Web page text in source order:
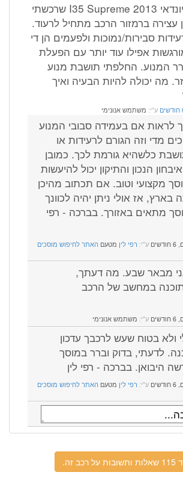
הי. יש לי רכב יונדאי I35 Supreme 2013 שרכשתי
עצירה ברמזור הרכב מתחיל לרעוד.
סבירות/נמוכות ולפעמים הן די
אפילו עוד יותר עם הפעלת
המנוע. החלפתי תושבת מנוע
מה יכולה להיות הבעיה ואיך
ע"י: משתמש אנונימי
לראות אם בעמידה סבובי המנוע
מדי וזה הגורם לרעידות או
כלשהיא גורמת לכך. כמובן
הנכון והתיקון יכול להיעשות
מקצועי וטוב. אם תכתוב מהיכן
בארץ, אז אולי ניתן יהיה לכוונך
מתאים באזורך. בברכה - רפי
ע"י: רפי לין מטעם האתר לחיפוש מוסכים
מבאר שבע. מה דעתך,
במחשב של הרכב
ע"י: משתמש אנונימי
ולא בטוח שעש לרכבך עדכון
לדעתי, בדוק וברר במוסך
היבואן. בברכה - רפי לין
ע"י: רפי לין מטעם האתר לחיפוש מוסכים
זה.